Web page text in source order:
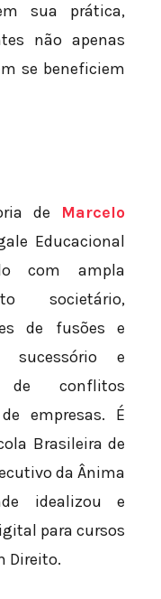
sua prática,
não apenas
se beneficiem
de Marcelo
Educacional
com ampla
societário,
de fusões e
sucessório e
de conflitos
empresas. É
Brasileira de
da Ânima
idealizou e
para cursos
Direito.